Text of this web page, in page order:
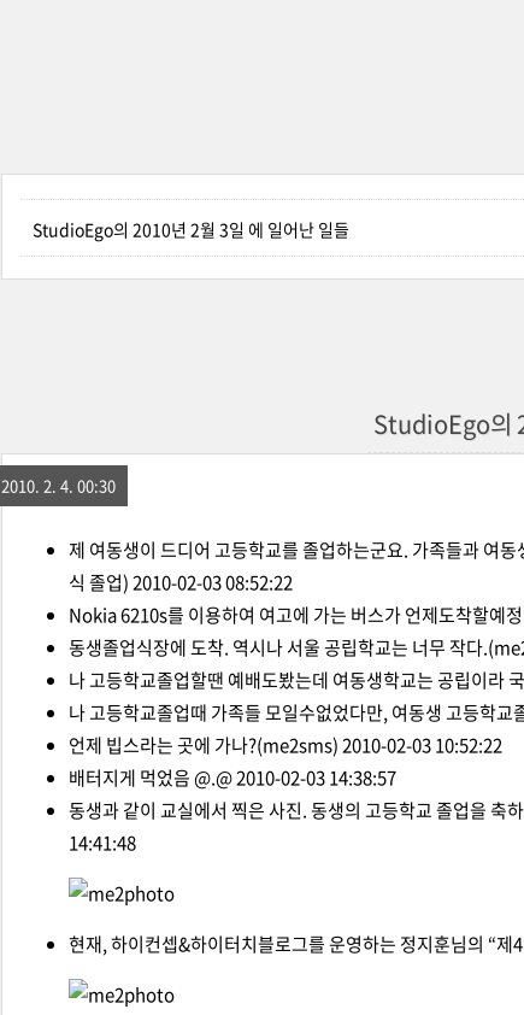
StudioEgo의 2010년 2월 3일 에 일어난 일들
StudioEgo의
2010. 2. 4. 00:30
제 여동생이 드디어 고등학교를 졸업하는군요. 가족들과 여
식 졸업)2010-02-03 08:52:22
Nokia 6210s를 이용하여 여고에 가는 버스가 언제도착할예
동생졸업식장에 도착. 역시나 서울 공립학교는 너무 작다.
나 고등학교졸업할땐 예배도봤는데 여동생학교는 공립이라
나 고등학교졸업때 가족들 모일수없었다만, 여동생 고등학교
언제 빕스라는 곳에 가나?(me2sms)2010-02-03 10:52:22
배터지게 먹었음 @.@2010-02-03 14:38:57
동생과 같이 교실에서 찍은 사진. 동생의 고등학교 졸업을 축
14:41:48
현재,하이컨셉&하이터치블로그를 운영하는 정지훈님의 “제